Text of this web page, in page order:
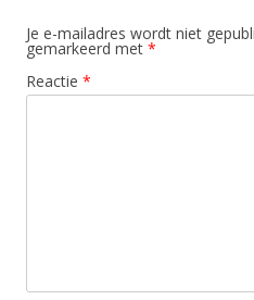
Je e-mailadres wordt niet
gemarkeerd met *
Reactie *